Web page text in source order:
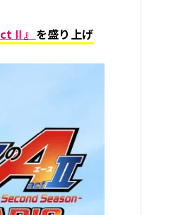
』 を盛り上げ